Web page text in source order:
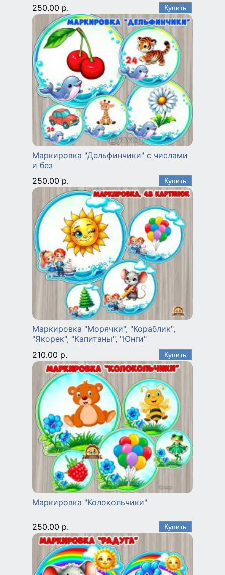
250.00 р.
Маркировка "Дельфинчики" с числами
и без
250.00 р.
Маркировка "Морячки", "Кораблик",
"Якорек", "Капитаны", "Юнги"
210.00 р.
Маркировка "Колокольчики"
250.00 р.